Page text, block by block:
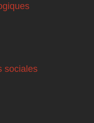
sociales